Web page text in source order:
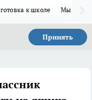
к школе Мы в MAX
Принять